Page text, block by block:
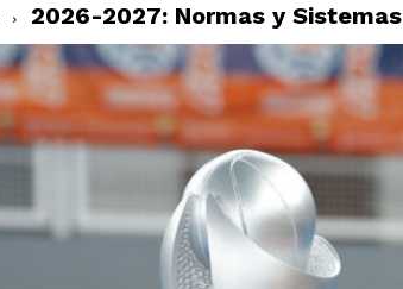
2026-2027: Normas y